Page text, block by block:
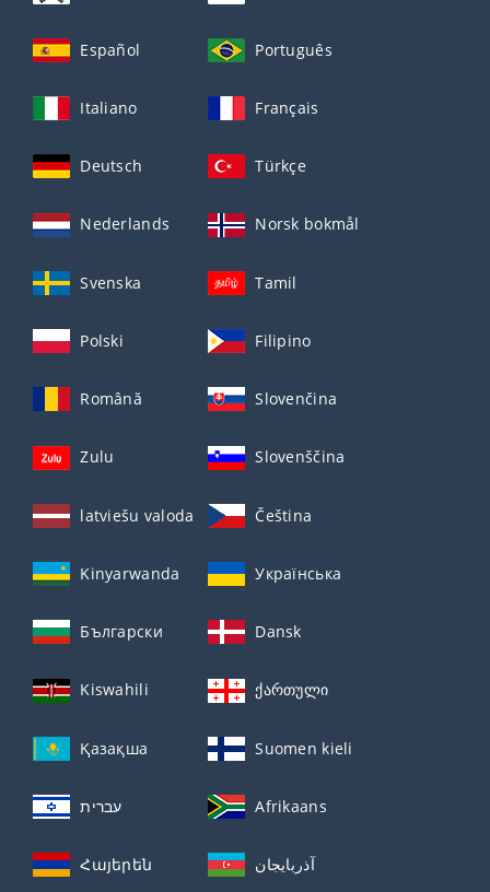
Español Português
Italiano Français
Deutsch Türkçe
Nederlands Norsk bokmål
Svenska Tamil
Polski Filipino
Română Slovenčina
Zulu Slovenščina
latviešu valoda Čeština
Kinyarwanda Українська
Български Dansk
Kiswahili ქართული
Қазақша Suomen kieli
עברית Afrikaans
Հայերեն آذربايجان